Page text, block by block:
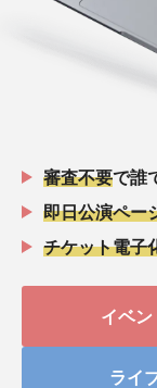
審査不要で誰
即日公演ペー
チケット電子
イベ
ライ